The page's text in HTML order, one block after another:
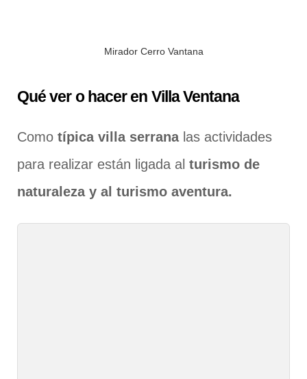
Mirador Cerro Vantana
Qué ver o hacer en Villa Ventana
Como típica villa serranalas actividades
para realizar están ligada al turismo de
naturaleza y al turismo aventura.